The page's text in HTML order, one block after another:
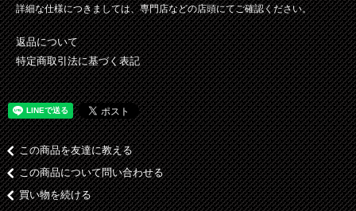
詳細な仕様につきましては、専門店などの店頭にてご確認ください。
返品について
特定商取引法に基づく表記
この商品を友達に教える
この商品について問い合わせる
買い物を続ける